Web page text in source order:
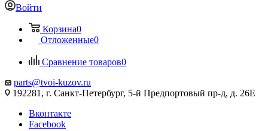
Войти
Корзина0
Отложенные0
Сравнение товаров0
parts@tvoi-kuzov.ru
192281, г. Санкт-Петербург, 5-й Предпортовый пр-д, д. 26Е
Вконтакте
Facebook